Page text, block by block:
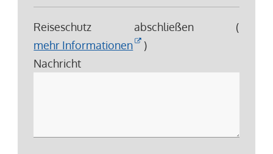
Reiseschutz abschließen (
mehr Informationen
)
Nachricht